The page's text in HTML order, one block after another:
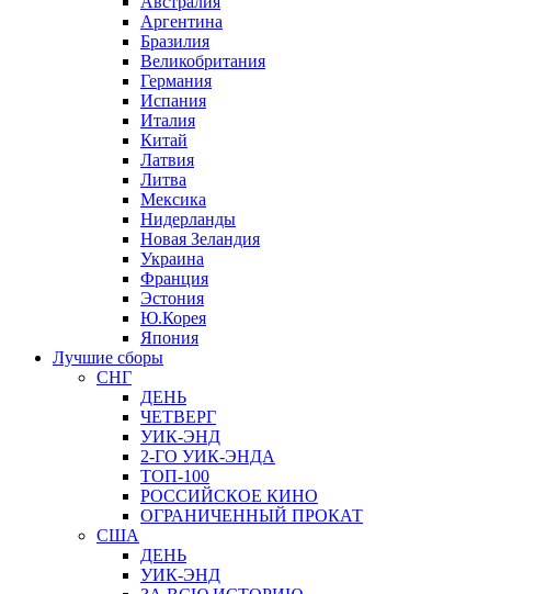
Аргентина
Бразилия
Великобритания
Германия
Испания
Италия
Китай
Латвия
Литва
Мексика
Нидерланды
Новая Зеландия
Украина
Франция
Эстония
Ю.Корея
Япония
Лучшие сборы
СНГ
ДЕНЬ
ЧЕТВЕРГ
УИК-ЭНД
2-ГО УИК-ЭНДА
ТОП-100
РОССИЙСКОЕ КИНО
ОГРАНИЧЕННЫЙ ПРОКАТ
США
ДЕНЬ
УИК-ЭНД